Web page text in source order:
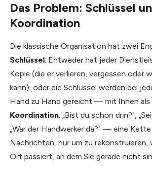
Das Problem: Schlüssel
Koordination
Die klassische Organisation hat zwei
Schlüssel: Entweder hat jeder
Kopie (die er verlieren, vergessen oder
kann), oder die Schlüssel werden bei
Hand zu Hand gereicht — mit Ihnen als
Koordination: „Bist du schon drin?",
„War der Handwerker da?" — eine
Nachrichten, nur um zu rekonstruieren,
Ort passiert, an dem Sie gerade nicht